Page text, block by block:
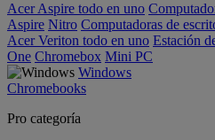
Acer Aspire todo en uno
Aspire Nitro Computadoras de
Acer Veriton todo en uno Estación
One Chromebox Mini PC
Windows
Chromebooks
Pro categoría